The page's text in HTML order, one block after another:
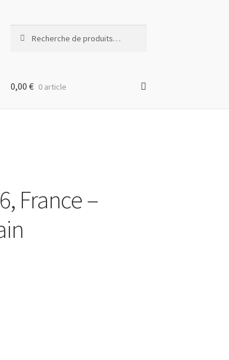
pour :
0,00 € 0 article
France –